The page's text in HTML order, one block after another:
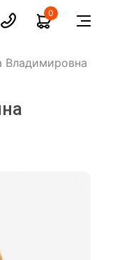
0
Владимировна